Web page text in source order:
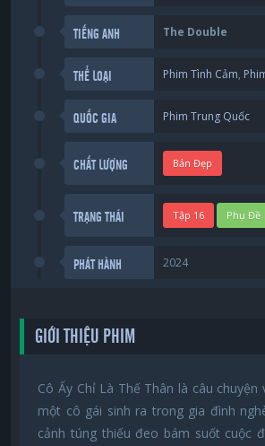
TIẾNG ANH The Double
THỂ LOẠI Phim Tình Cảm,
QUỐC GIA Phim Trung Quốc
CHẤT LƯỢNG Bản Đẹp
TRẠNG THÁI Tập 16 Phụ Đề
PHÁT HÀNH 2024
GIỚI THIỆU PHIM
Cô Ấy Chỉ Là Thế Thân là câu
một cô gái sinh ra trong gia đình
cảnh túng thiếu đeo bám suốt cuộc